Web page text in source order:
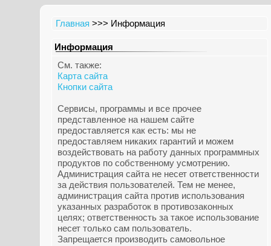
Главная >>> Информация
Информация
См. также:
Карта сайта
Кнопки сайта
Сервисы, программы и все прочее
представленное на нашем сайте
предоставляется как есть: мы не
предоставляем никаких гарантий и можем
воздействовать на работу данных программных
продуктов по собственному усмотрению.
Администрация сайта не несет ответственности
за действия пользователей. Тем не менее,
администрация сайта против использования
указанных разработок в противозаконных
целях; ответственность за такое использование
несет только сам пользователь.
Запрещается производить самовольное